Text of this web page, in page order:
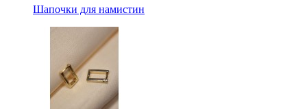
Шапочки для намистин